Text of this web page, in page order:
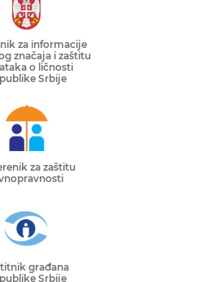
za informacije
značaja i zaštitu
o ličnosti
Srbije
za zaštitu
građana
Srbije